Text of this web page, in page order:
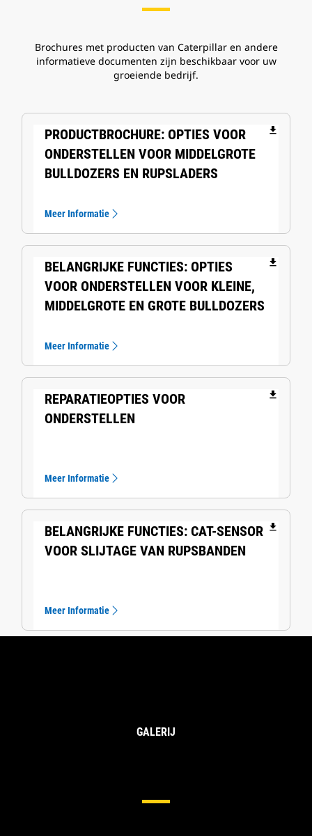
Brochures met producten van Caterpillar en andere
informatieve documenten zijn beschikbaar voor uw
groeiende bedrijf.
PRODUCTBROCHURE: OPTIES VOOR
ONDERSTELLEN VOOR MIDDELGROTE
BULLDOZERS EN RUPSLADERS
file_download
Meer Informatie
BELANGRIJKE FUNCTIES: OPTIES
VOOR ONDERSTELLEN VOOR KLEINE,
MIDDELGROTE EN GROTE BULLDOZERS
file_download
Meer Informatie
REPARATIEOPTIES VOOR
ONDERSTELLEN
file_download
Meer Informatie
BELANGRIJKE FUNCTIES: CAT-SENSOR
VOOR SLIJTAGE VAN RUPSBANDEN
file_download
Meer Informatie
GALERIJ